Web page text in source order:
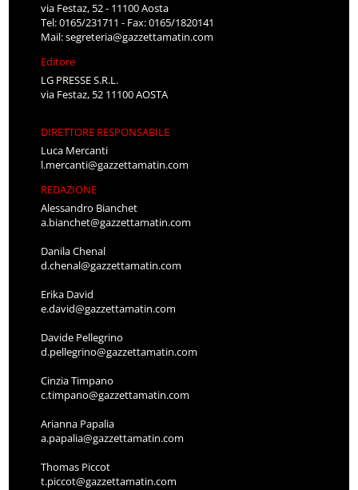
via Festaz, 52 - 11100 Aosta
Tel: 0165/231711 - Fax: 0165/1820141
Mail:segreteria@gazzettamatin.com
Editore
LG PRESSE S.R.L.
via Festaz, 52 11100 AOSTA
DIRETTORE RESPONSABILE
Luca Mercanti
l.mercanti@gazzettamatin.com
REDAZIONE
Alessandro Bianchet
a.bianchet@gazzettamatin.com
Danila Chenal
d.chenal@gazzettamatin.com
Erika David
e.david@gazzettamatin.com
Davide Pellegrino
d.pellegrino@gazzettamatin.com
Cinzia Timpano
c.timpano@gazzettamatin.com
Arianna Papalia
a.papalia@gazzettamatin.com
Thomas Piccot
t.piccot@gazzettamatin.com